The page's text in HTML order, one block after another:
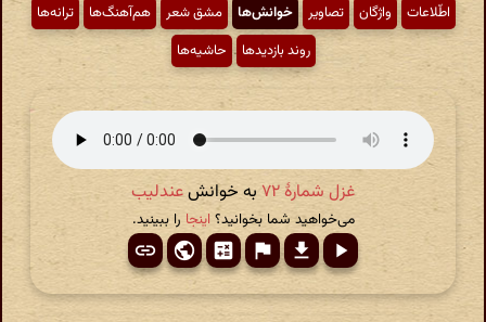
اطّلاعات واژگان تصاویر خوانش‌ها مشق شعر هم‌آهنگ‌ها
ترانه‌ها
روند بازدیدها
حاشیه‌ها
غزل شمارهٔ ۷۲ به خوانشعندلیب
می‌خواهید شما بخوانید؟ اینجا را ببینید.